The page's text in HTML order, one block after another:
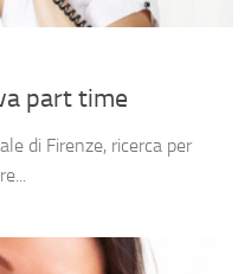
part time
di Firenze, ricerca per